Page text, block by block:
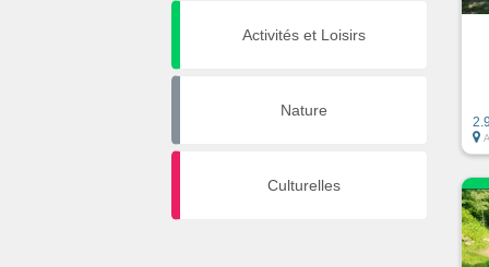
Activités et Loisirs
Nature
Culturelles